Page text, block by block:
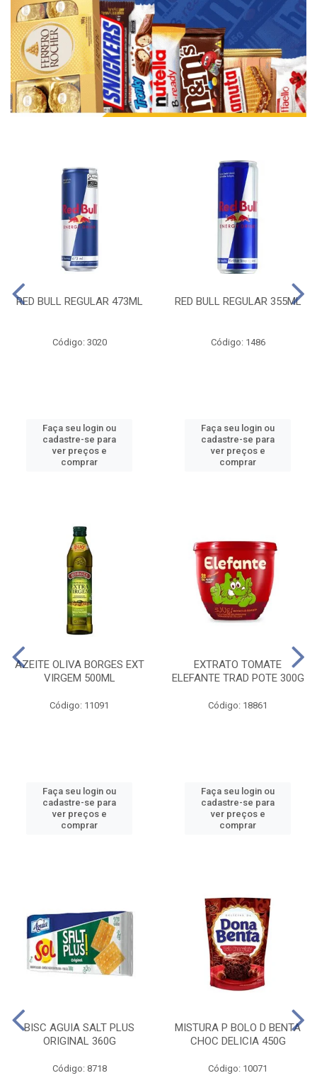
RED BULL REGULAR 473ML
Código: 3020
Faça seu login ou
cadastre-se para
ver preços e
comprar
RED BULL REGULAR 355ML
Código: 1486
Faça seu login ou
cadastre-se para
ver preços e
comprar
AZEITE OLIVA BORGES EXT
VIRGEM 500ML
Código: 11091
Faça seu login ou
cadastre-se para
ver preços e
comprar
EXTRATO TOMATE
ELEFANTE TRAD POTE 300G
Código: 18861
Faça seu login ou
cadastre-se para
ver preços e
comprar
BISC AGUIA SALT PLUS
ORIGINAL 360G
Código: 8718
MISTURA P BOLO D BENTA
CHOC DELICIA 450G
Código: 10071